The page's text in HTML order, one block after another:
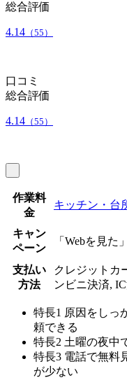
総合評価
4.14 （55）
口コミ
総合評価
4.14 （55）
作業料
金
キッチン・台
キャン
ペーン
「Webを見た
支払い
方法
クレジットカ
ンビニ決済,
特長1 原因をしっ
頼できる
特長2 土曜の夜中
特長3 電話で無料
が少ない